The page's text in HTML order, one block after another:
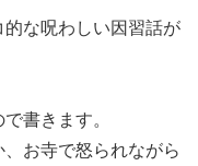
な呪わしい因習話が
書きます。
お寺で怒られながら